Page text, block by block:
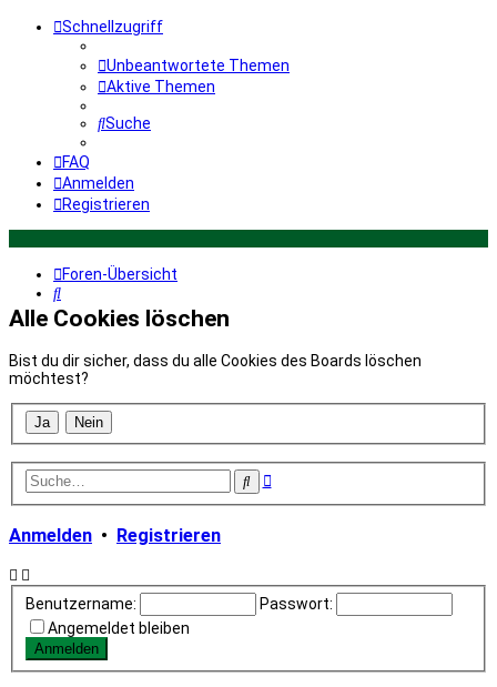
Schnellzugriff
Unbeantwortete Themen
Aktive Themen
Suche
FAQ
Anmelden
Registrieren
Foren-Übersicht
Suche
Alle Cookies löschen
Bist du dir sicher, dass du alle Cookies des Boards löschen
möchtest?
SucheErweiterte
Anmelden • Registrieren
Benutzername:
Passwort:
Angemeldet bleiben